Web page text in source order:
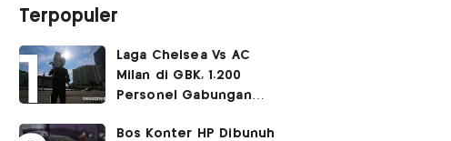
Terpopuler
Laga Chelsea Vs AC
Milan di GBK, 1.200
Personel Gabungan
Bos Konter HP Dibunuh